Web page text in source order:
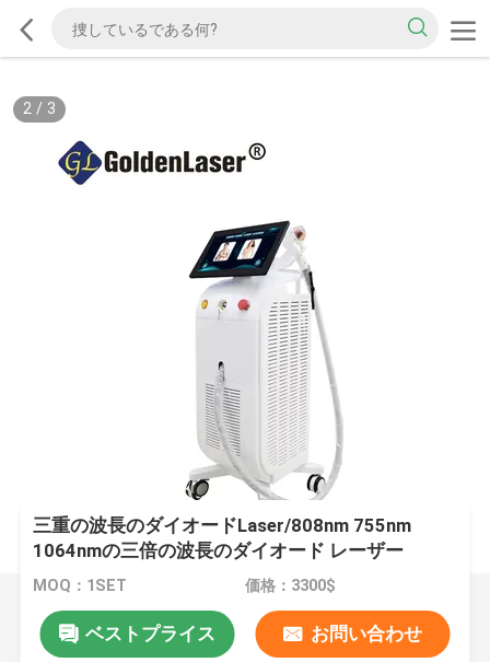
2/ 3
三重の波長のダイオードLaser/808nm 755nm
1064nmの三倍の波長のダイオード レーザー
MOQ：1SET 価格：3300$
ベストプライス お問い合わせ